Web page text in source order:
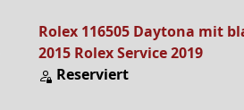
Rolex 116505 Daytona mit
2015 Rolex Service 2019
Reserviert